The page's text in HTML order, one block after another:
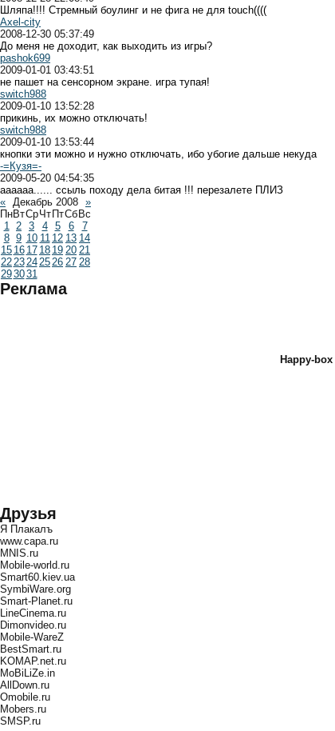
Шляпа!!!! Стремный боулинг и не фига не для touch((((
Axel-city
2008-12-30 05:37:49
До меня не доходит, как выходить из игры?
pashok699
2009-01-01 03:43:51
не пашет на сенсорном экране. игра тупая!
switch988
2009-01-10 13:52:28
прикинь, их можно отключать!
switch988
2009-01-10 13:53:44
кнопки эти можно и нужно отключать, ибо убогие дальше некуда
-=Кузя=-
2009-05-20 04:54:35
аааааа...... ссыль походу дела битая !!! перезалете ПЛИЗ
« Декабрь 2008 »
ПнВтСрЧт ПтСб Вс
1 2 3 4 5 6
7
8 9 10 11 12 13 14
15 16 17 18 19 20 21
2223242526 27 28
293031
Реклама
Happy-box
Друзья
Я Плакалъ
www.capa.ru
MNIS.ru
Mobile-world.ru
Smart60.kiev.ua
SymbiWare.org
Smart-Planet.ru
LineCinema.ru
Dimonvideo.ru
Mobile-WareZ
BestSmart.ru
KOMAP.net.ru
MoBiLiZe.in
AllDown.ru
Оmobile.ru
Mobers.ru
SMSP.ru